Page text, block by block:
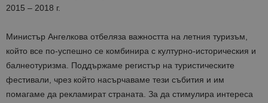
2015 – 2018 г.
Министър Ангелкова отбеляза важността на летния туризъм,
който все по-успешно се комбинира с културно-историческия и
балнеотуризма. Поддържаме регистър на туристическите
фестивали, чрез който насърчаваме тези събития и им
помагаме да рекламират страната. За да стимулира интереса